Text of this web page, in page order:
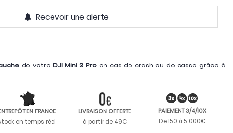
Recevoir une alerte
de votre DJI Mini 3 Proen cas de crash ou de casse grâce à
EN FRANCE
en temps réel
LIVRAISON OFFERTE
à partir de 49€
PAIEMENT 3/4/10X
De 150 à 5 000€